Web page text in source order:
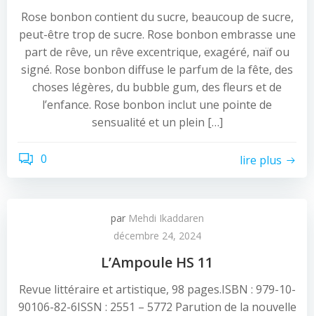
Rose bonbon contient du sucre, beaucoup de sucre,
peut-être trop de sucre. Rose bonbon embrasse une
part de rêve, un rêve excentrique, exagéré, naïf ou
signé. Rose bonbon diffuse le parfum de la fête, des
choses légères, du bubble gum, des fleurs et de
l’enfance. Rose bonbon inclut une pointe de
sensualité et un plein […]
0 lire plus
par Mehdi Ikaddaren
décembre 24, 2024
L’Ampoule HS 11
Revue littéraire et artistique, 98 pages.ISBN : 979-10-
90106-82-6ISSN : 2551 – 5772 Parution de la nouvelle